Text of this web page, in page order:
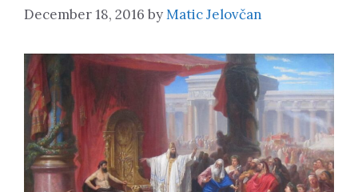
December 18, 2016 byMatic Jelovčan